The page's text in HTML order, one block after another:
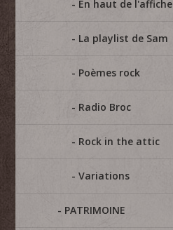
En haut de l'affiche
La playlist de Sam
Poèmes rock
Radio Broc
Rock in the attic
Variations
PATRIMOINE